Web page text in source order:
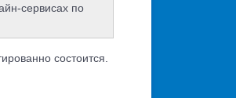
сервисах по
состоится.